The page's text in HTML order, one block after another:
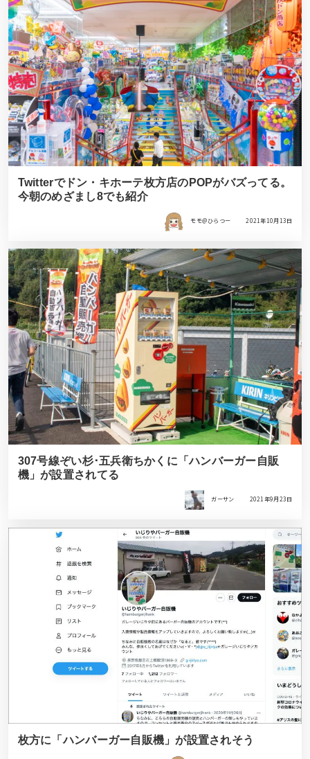
Twitterでドン・キホーテ枚方店のPOPがバズってる。
今朝のめざまし8でも紹介
モモ＠ひらつー 2021年10月13日
307号線ぞい杉･五兵衛ちかくに「ハンバーガー自販
機」が設置されてる
ガーサン 2021年9月23日
枚方に「ハンバーガー自販機」が設置されそう